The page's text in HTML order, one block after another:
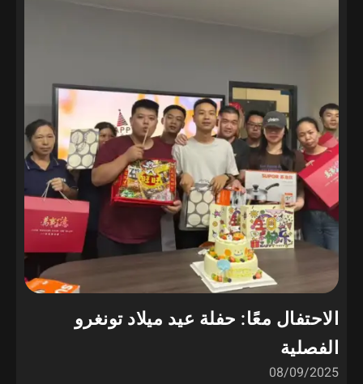
الاحتفال معًا: حفلة عيد ميلاد تونغرو
الفصلية
08/09/2025